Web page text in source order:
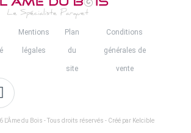
Mentions
légales
Plan
du
site
Conditions
générales de
vente
L'Âme du Bois - Tous droits réservés - Créé par Kelcible